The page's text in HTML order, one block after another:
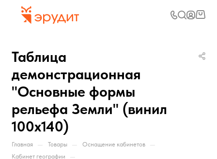
Таблица
демонстрационная
"Основные формы
рельефа Земли" (винил
100х140)
Главная — Товары — Оснащение кабинетов —
Кабинет географии —